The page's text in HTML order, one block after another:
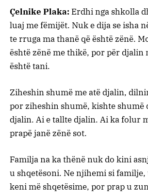
Çelnike Plaka: Erdhi nga shkolla
luaj me fëmijët. Nuk e dija se isha
te rruga ma thanë që është zënë.
është zënë me thikë, por për djalin
është tani.
Ziheshin shumë me atë djalin,
por ziheshin shumë, kishte shumë
djalin. Ai e tallte djalin. Ai ka folur
prapë janë zënë sot.
Familja na ka thënë nuk do kini
u shqetësoni. Ne njihemi si
keni më shqetësime, por prap u